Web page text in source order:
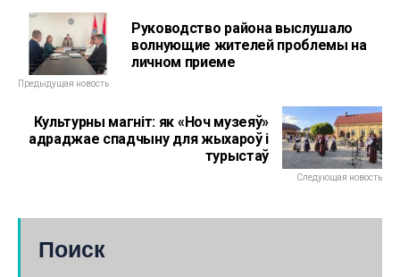
Руководство района выслушало
волнующие жителей проблемы на
личном приеме
Предыдущая новость
Культурны магніт: як «Ноч музеяў»
адраджае спадчыну для жыхароў і
турыстаў
Следующая новость
Поиск